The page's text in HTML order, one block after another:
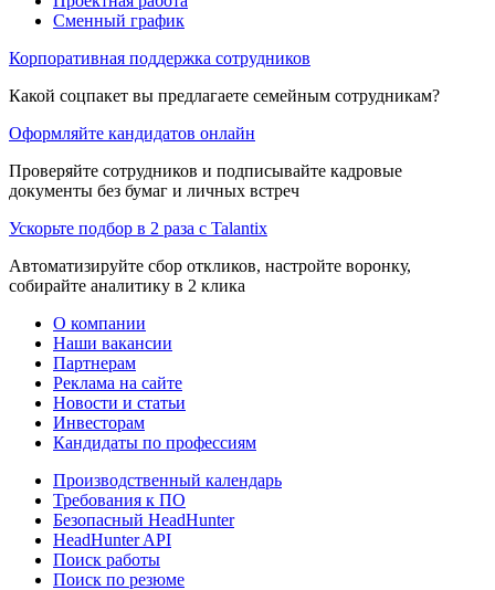
Сменный график
Корпоративная поддержка сотрудников
Какой соцпакет вы предлагаете семейным сотрудникам?
Оформляйте кандидатов онлайн
Проверяйте сотрудников и подписывайте кадровые
документы без бумаг и личных встреч
Ускорьте подбор в 2 раза с Talantix
Автоматизируйте сбор откликов, настройте воронку,
собирайте аналитику в 2 клика
О компании
Наши вакансии
Партнерам
Реклама на сайте
Новости и статьи
Инвесторам
Кандидаты по профессиям
Производственный календарь
Требования к ПО
Безопасный HeadHunter
HeadHunter API
Поиск работы
Поиск по резюме